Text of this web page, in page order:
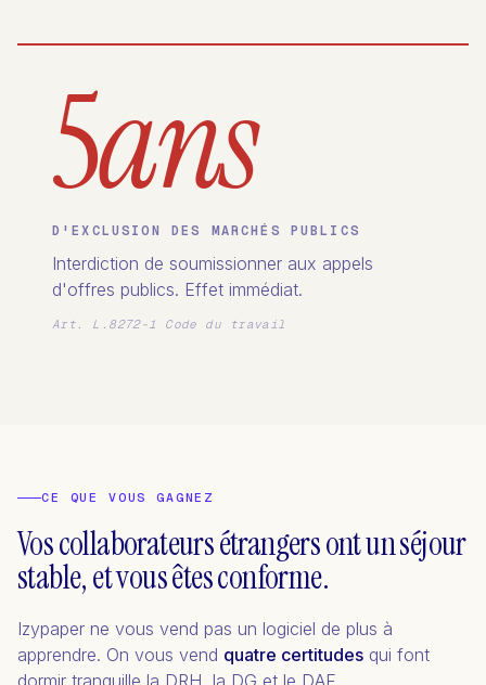
5ans
D'EXCLUSION DES MARCHÉS PUBLICS
Interdiction de soumissionner aux appels
d'offres publics. Effet immédiat.
Art. L.8272-1 Code du travail
CE QUE VOUS GAGNEZ
Vos collaborateurs étrangers ont un séjour
stable, et vous êtes conforme.
Izypaper ne vous vend pas un logiciel de plus à
apprendre. On vous vend quatre certitudes qui font
dormir tranquille la DRH, la DG et le DAF.